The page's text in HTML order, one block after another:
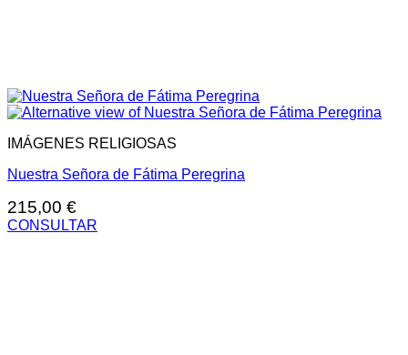
IMÁGENES RELIGIOSAS
Nuestra Señora de Fátima Peregrina
215,00 €
CONSULTAR